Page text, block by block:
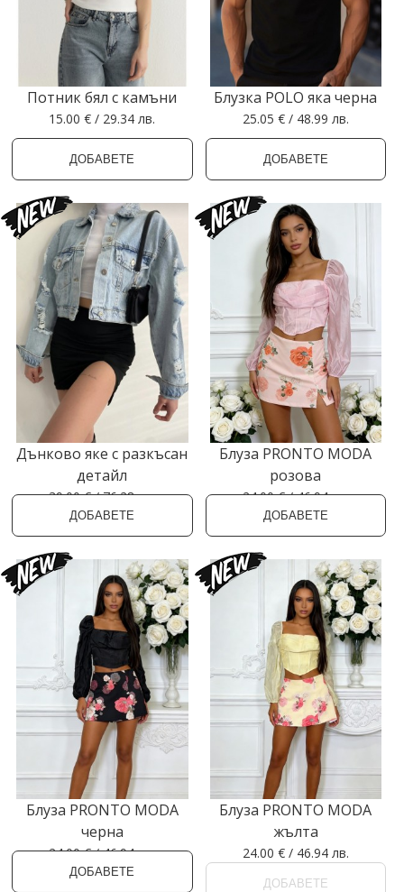
Потник бял с камъни
15.00 € / 29.34 лв.
ДОБАВЕТЕ
Блузка POLO яка черна
25.05 € / 48.99 лв.
ДОБАВЕТЕ
Дънково яке с разкъсан
детайл
39.00 € / 76.28 лв.
ДОБАВЕТЕ
Блуза PRONTO MODA
розова
24.00 € / 46.94 лв.
ДОБАВЕТЕ
Блуза PRONTO MODA
черна
24.00 € / 46.94 лв.
ДОБАВЕТЕ
Блуза PRONTO MODA
жълта
24.00 € / 46.94 лв.
ДОБАВЕТЕ